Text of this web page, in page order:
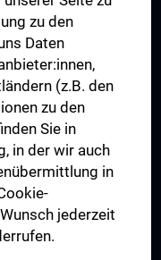
Adolescent
zu den
Daten
(z.B. den
zu den
Sie in
in der wir auch
in
jederzeit